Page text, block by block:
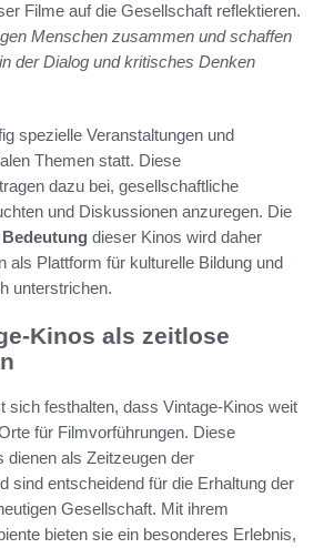
Filme auf die Gesellschaft reflektieren.
Menschen zusammen und schaffen
der Dialog und kritisches Denken
spezielle Veranstaltungen und
Themen statt. Diese
dazu bei, gesellschaftliche
und Diskussionen anzuregen. Die
dieser Kinos wird daher
als Plattform für kulturelle Bildung und
unterstrichen.
Kinos als zeitlose
sich festhalten, dass Vintage-Kinos weit
für Filmvorführungen. Diese
dienen als Zeitzeugen der
sind entscheidend für die Erhaltung der
Gesellschaft. Mit ihrem
bieten sie ein besonderes Erlebnis,